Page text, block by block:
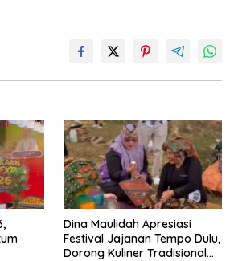
Dina Maulidah Apresiasi
Festival Jajanan Tempo Dulu,
Dorong Kuliner Tradisional